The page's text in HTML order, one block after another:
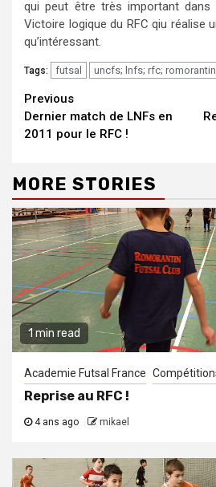
qui peut être très important dans
Victoire logique du RFC qiu réalise
qu’intéressant.
Tags: futsal uncfs; lnfs; rfc; romorantin
Continue
Reading
Previous
Dernier match de LNFs en
2011 pour le RFC !
MORE STORIES
1 min read
Academie Futsal France
Reprise au RFC !
4 ans ago mikael